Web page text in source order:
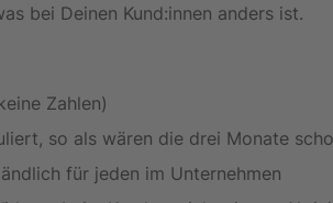
bei Deinen Kund:innen anders ist.
Zahlen)
so als wären die drei Monate
für jeden im Unternehmen